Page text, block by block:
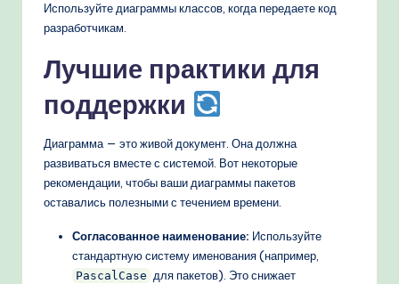
Используйте диаграммы классов, когда передаете код
разработчикам.
Лучшие практики для
поддержки
Диаграмма — это живой документ. Она должна
развиваться вместе с системой. Вот некоторые
рекомендации, чтобы ваши диаграммы пакетов
оставались полезными с течением времени.
Согласованное наименование: Используйте
стандартную систему именования (например,
PascalCase для пакетов). Это снижает